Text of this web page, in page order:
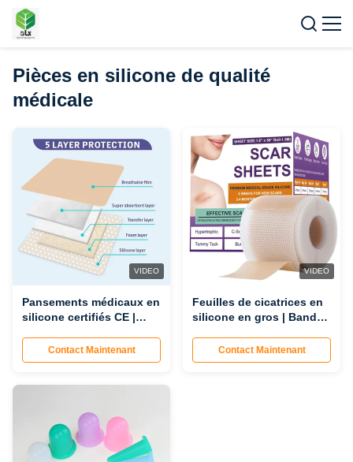
Pièces en silicone de qualité
médicale
VIDEO
Pansements médicaux en
silicone certifiés CE |
soins des plaies, vente
en gros, direct d'usine,
Contact Maintenant
VIDEO
Feuilles de cicatrices en
silicone en gros | Bande
médical de qualité usine
Contact Maintenant